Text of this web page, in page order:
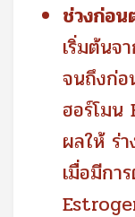
ช่วงก่อ
เริ่มต้นจ
จนถึงก่อ
ฮอร์โมน
ผลให้ ร่
เมื่อมีกา